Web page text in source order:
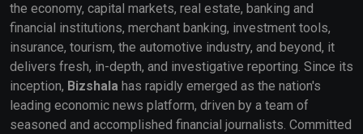
the economy, capital markets, real estate, banking and
financial institutions, merchant banking, investment tools,
insurance, tourism, the automotive industry, and beyond, it
delivers fresh, in-depth, and investigative reporting. Since its
inception, Bizshala has rapidly emerged as the nation's
leading economic news platform, driven by a team of
seasoned and accomplished financial journalists. Committed